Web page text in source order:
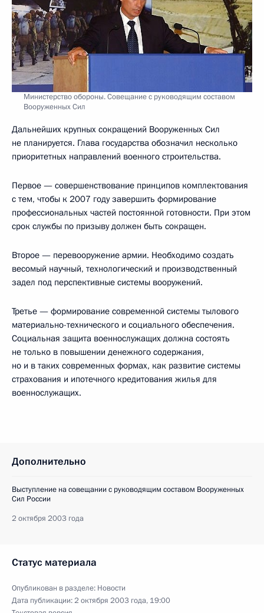
Министерство обороны. Совещание с руководящим составом
Вооруженных Сил
Дальнейших крупных сокращений Вооруженных Сил
не планируется. Глава государства обозначил несколько
приоритетных направлений военного строительства.
Первое — совершенствование принципов комплектования
с тем, чтобы к 2007 году завершить формирование
профессиональных частей постоянной готовности. При этом
срок службы по призыву должен быть сокращен.
Второе — перевооружение армии. Необходимо создать
весомый научный, технологический и производственный
задел под перспективные системы вооружений.
Третье — формирование современной системы тылового
материально-технического и социального обеспечения.
Социальная защита военнослужащих должна состоять
не только в повышении денежного содержания,
но и в таких современных формах, как развитие системы
страхования и ипотечного кредитования жилья для
военнослужащих.
Дополнительно
Выступление на совещании с руководящим составом Вооруженных
Сил России
2 октября 2003 года
Статус материала
Опубликован в разделе: Новости
Дата публикации:2 октября 2003 года, 19:00